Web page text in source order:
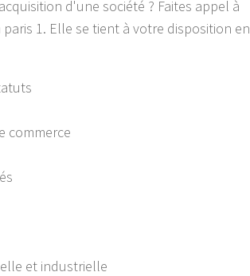
d'une société ? Faites appel à
paris 1. Elle se tient à votre disposition en
commerce
et industrielle